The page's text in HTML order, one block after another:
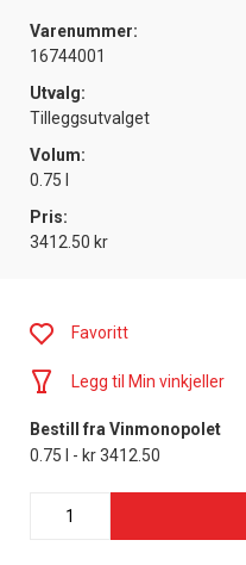
Varenummer:
16744001
Utvalg:
Tilleggsutvalget
Volum:
0.75 l
Pris:
3412.50 kr
Favoritt
Legg til Min vinkjeller
Bestill fra Vinmonopolet
0.75 l - kr 3412.50